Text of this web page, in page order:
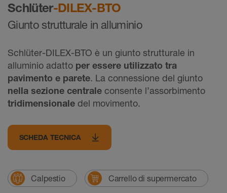
Schlüter-DILEX-BTO
Giunto strutturale in alluminio
Schlüter-DILEX-BTO è un giunto strutturale in
alluminio adatto per essere utilizzato tra
pavimento e parete. La connessione del giunto
nella sezione centrale consente l’assorbimento
tridimensionale del movimento.
SCHEDA TECNICA
Calpestio Carrello di supermercato